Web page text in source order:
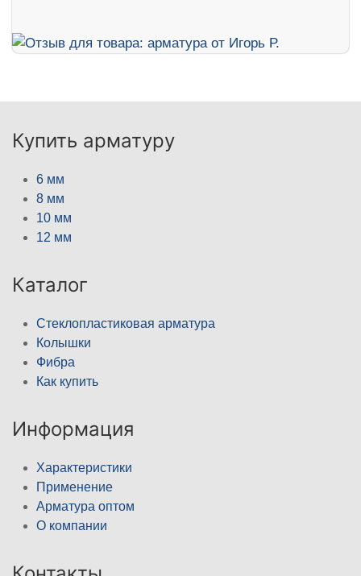
Купить арматуру
6 мм
8 мм
10 мм
12 мм
Каталог
Стеклопластиковая арматура
Колышки
Фибра
Как купить
Информация
Характеристики
Применение
Арматура оптом
О компании